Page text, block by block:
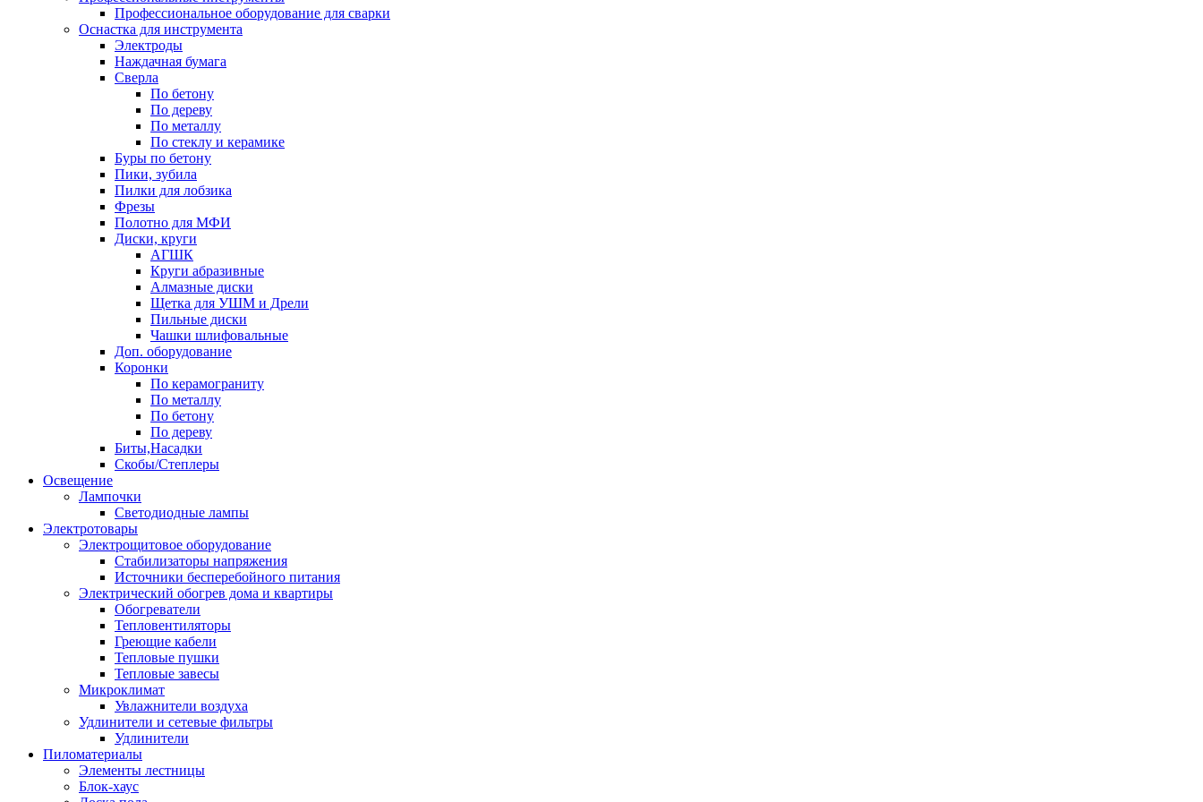
Профессиональное оборудование для сварки
Оснастка для инструмента
Электроды
Наждачная бумага
Сверла
По бетону
По дереву
По металлу
По стеклу и керамике
Буры по бетону
Пики, зубила
Пилки для лобзика
Фрезы
Полотно для МФИ
Диски, круги
АГШК
Круги абразивные
Алмазные диски
Щетка для УШМ и Дрели
Пильные диски
Чашки шлифовальные
Доп. оборудование
Коронки
По керамограниту
По металлу
По бетону
По дереву
Биты,Насадки
Скобы/Степлеры
Освещение
Лампочки
Светодиодные лампы
Электротовары
Электрощитовое оборудование
Стабилизаторы напряжения
Источники бесперебойного питания
Электрический обогрев дома и квартиры
Обогреватели
Тепловентиляторы
Греющие кабели
Тепловые пушки
Тепловые завесы
Микроклимат
Увлажнители воздуха
Удлинители и сетевые фильтры
Удлинители
Пиломатериалы
Элементы лестницы
Блок-хаус